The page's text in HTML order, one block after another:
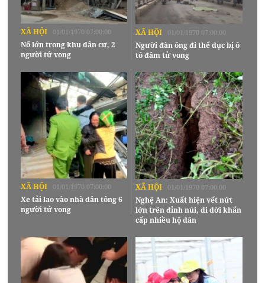
XÃ HỘI 01/01/1970 07:00:00
Nổ lớn trong khu dân cư, 2
người tử vong
XÃ HỘI 01/01/1970 07:00:00
Người đàn ông đi thể dục bị ô
tô đâm tử vong
XÃ HỘI 01/01/1970 07:00:00
Xe tải lao vào nhà dân tông 6
người tử vong
XÃ HỘI 01/01/1970 07:00:00
Nghệ An: Xuất hiện vết nứt
lớn trên đỉnh núi, di dời khẩn
cấp nhiều hộ dân